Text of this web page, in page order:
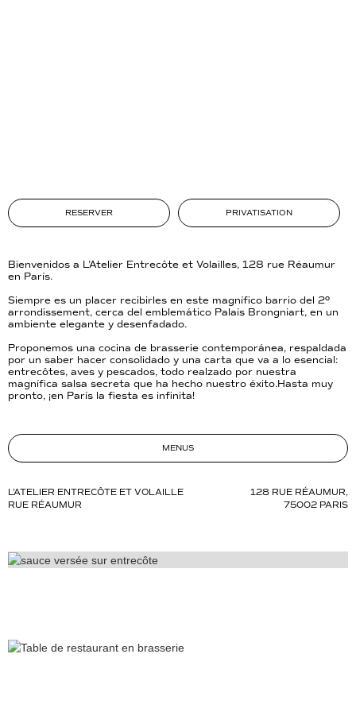
RESERVER PRIVATISATION
Bienvenidos a L'Atelier Entrecôte et Volailles, 128 rue Réaumur
en París.
Siempre es un placer recibirles en este magnífico barrio del 2º
arrondissement, cerca del emblemático Palais Brongniart, en un
ambiente elegante y desenfadado.
Proponemos una cocina de brasserie contemporánea, respaldada
por un saber hacer consolidado y una carta que va a lo esencial:
entrecôtes, aves y pescados, todo realzado por nuestra
magnífica salsa secreta que ha hecho nuestro éxito.Hasta muy
pronto, ¡en París la fiesta es infinita!
MENUS
L’ATELIER ENTRECÔTE ET VOLAILLE
RUE RÉAUMUR
128 RUE RÉAUMUR,
75002 PARIS